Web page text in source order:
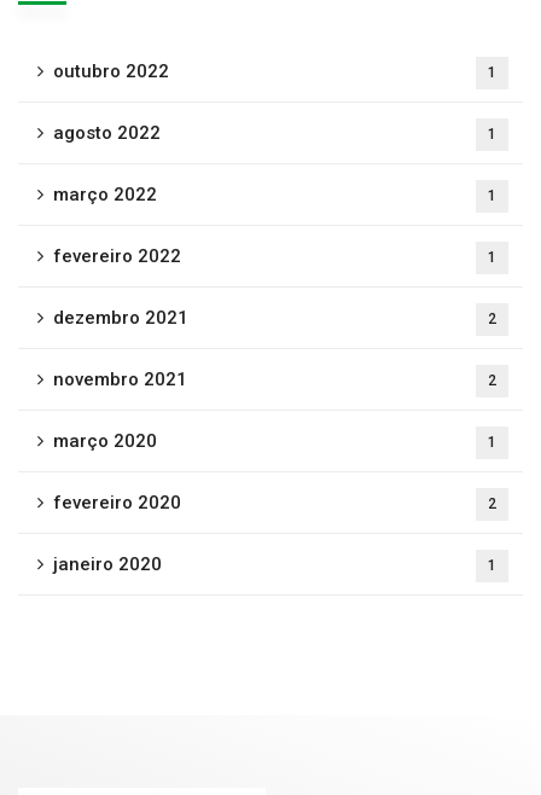
outubro 2022 1
agosto 2022 1
março 2022 1
fevereiro 2022 1
dezembro 2021 2
novembro 2021 2
março 2020 1
fevereiro 2020 2
janeiro 2020 1